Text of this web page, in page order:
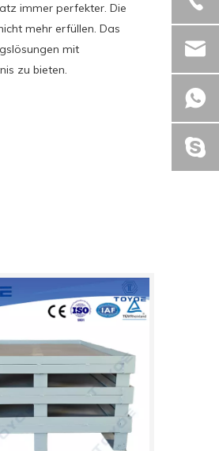
immer perfekter. Die
mehr erfüllen. Das
mit
zu bieten.